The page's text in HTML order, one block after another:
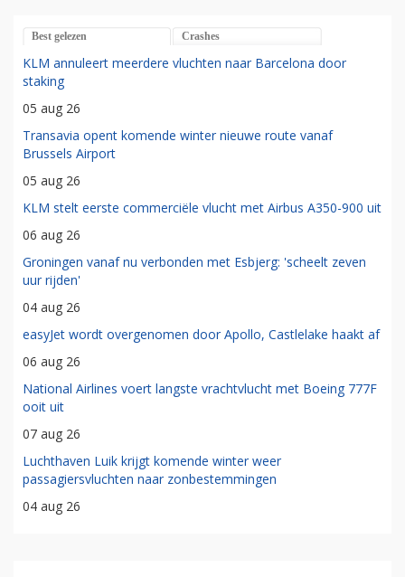
Best gelezen Crashes
KLM annuleert meerdere vluchten naar Barcelona door
staking
05 aug 26
Transavia opent komende winter nieuwe route vanaf
Brussels Airport
05 aug 26
KLM stelt eerste commerciële vlucht met Airbus A350-900 uit
06 aug 26
Groningen vanaf nu verbonden met Esbjerg: 'scheelt zeven
uur rijden'
04 aug 26
easyJet wordt overgenomen door Apollo, Castlelake haakt af
06 aug 26
National Airlines voert langste vrachtvlucht met Boeing 777F
ooit uit
07 aug 26
Luchthaven Luik krijgt komende winter weer
passagiersvluchten naar zonbestemmingen
04 aug 26